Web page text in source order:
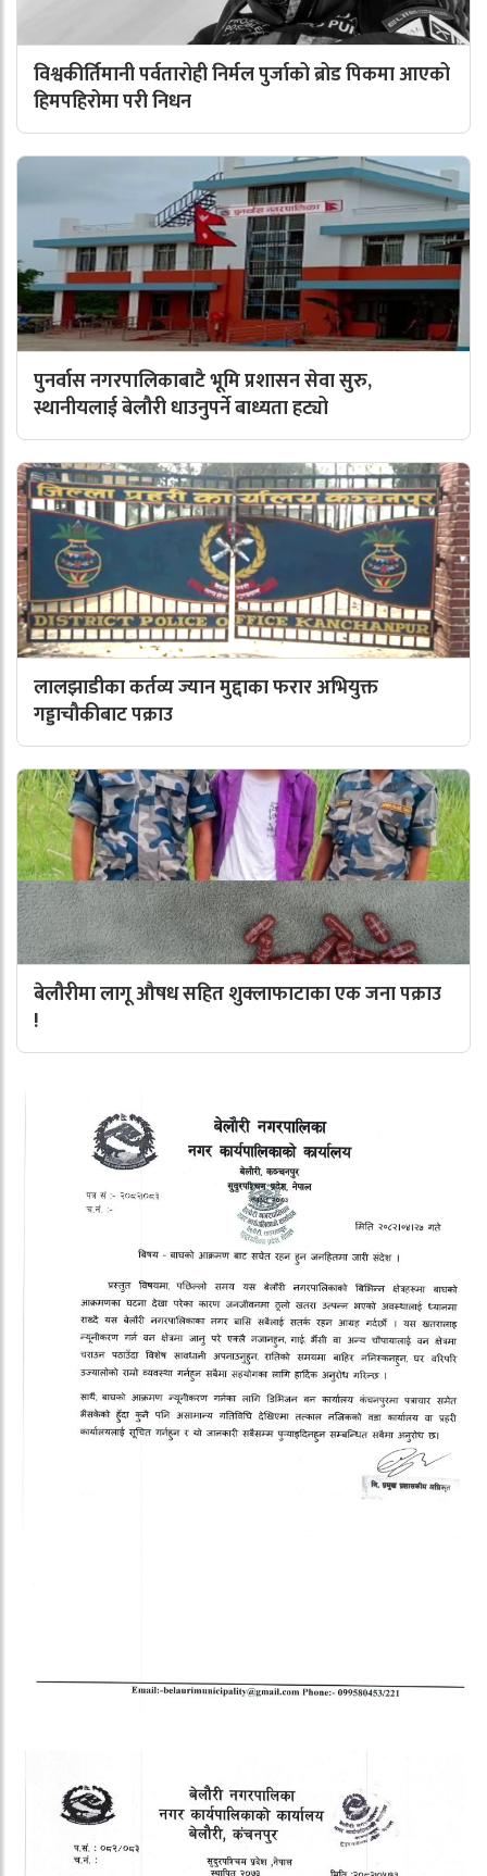
विश्वकीर्तिमानी पर्वतारोही निर्मल पुर्जाको ब्रोड पिकमा आएको
हिमपहिरोमा परी निधन
पुनर्वास नगरपालिकाबाटै भूमि प्रशासन सेवा सुरु,
स्थानीयलाई बेलौरी धाउनुपर्ने बाध्यता हट्यो
लालझाडीका कर्तव्य ज्यान मुद्दाका फरार अभियुक्त
गड्डाचौकीबाट पक्राउ
बेलौरीमा लागू औषध सहित शुक्लाफाटाका एक जना पक्राउ
!